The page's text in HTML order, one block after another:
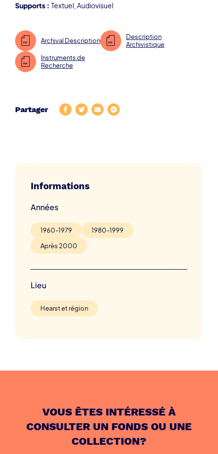
Supports : Textuel, Audiovisuel
Archival Description
Description
Archivistique
Instruments de
Recherche
Partager
Informations
Années
1960-1979
1980-1999
Après 2000
Lieu
Hearst et région
VOUS ÊTES INTÉRESSÉ À
CONSULTER UN FONDS OU UNE
COLLECTION?